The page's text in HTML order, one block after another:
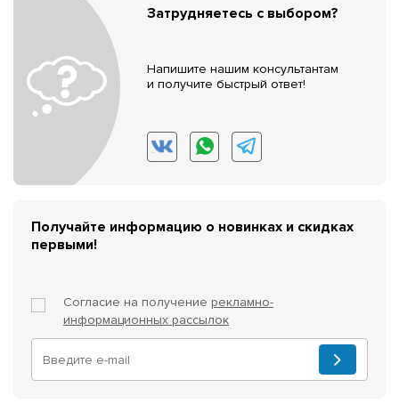
Затрудняетесь с выбором?
Напишите нашим консультантам
и получите быстрый ответ!
Получайте информацию о новинках и скидках
первыми!
Согласие на получение рекламно-
информационных рассылок